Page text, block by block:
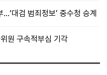
대검 범죄정보’ 중수청 승계
원 구속적부심 기각